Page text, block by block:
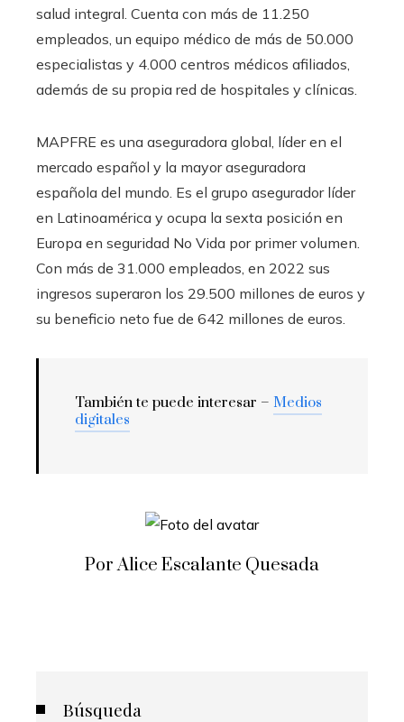
salud integral. Cuenta con más de 11.250
empleados, un equipo médico de más de 50.000
especialistas y 4.000 centros médicos afiliados,
además de su propia red de hospitales y clínicas.
MAPFRE es una aseguradora global, líder en el
mercado español y la mayor aseguradora
española del mundo. Es el grupo asegurador líder
en Latinoamérica y ocupa la sexta posición en
Europa en seguridad No Vida por primer volumen.
Con más de 31.000 empleados, en 2022 sus
ingresos superaron los 29.500 millones de euros y
su beneficio neto fue de 642 millones de euros.
También te puede interesar – Medios
digitales
Por Alice Escalante Quesada
Búsqueda